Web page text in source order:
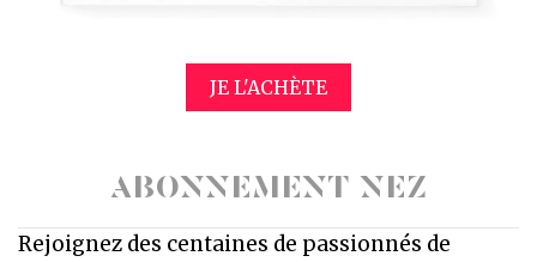
JE L'ACHÈTE
ABONNEMENT NEZ
Rejoignez des centaines de passionnés de